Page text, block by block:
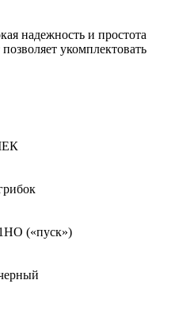
надежность и простота
укомплектовать
(«пуск»)